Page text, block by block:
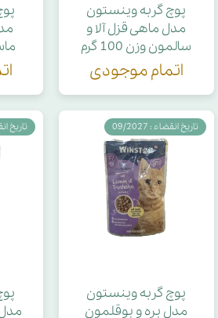
پوچ گربه وینستون
مدل ماهی قزل آلا و
سالمون وزن 100 گرم
اتمام موجودی
پوچ گربه وینستون
مدل بره و بوقلمون
تاریخ انقضاء : 09/2027 تاریخ